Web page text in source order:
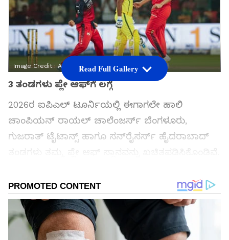
Image Credit : ANI
3 ತಂಡಗಳು ಪ್ಲೇ ಆಫ್‌ಗೆ ಲಗ್ಗೆ
2026ರ ಐಪಿಎಲ್ ಟೂರ್ನಿಯಲ್ಲಿ ಈಗಾಗಲೇ ಹಾಲಿ
ಚಾಂಪಿಯನ್ ರಾಯಲ್ ಚಾಲೆಂಜರ್ಸ್ ಬೆಂಗಳೂರು,
ಗುಜರಾತ್ ಟೈಟಾನ್ಸ್ ಹಾಗೂ ಸನ್‌ರೈಸರ್ಸ್ ಹೈದರಾಬಾದ್
ಕೋಲ್ಕತಾ ಹಾಗೂ ಚೆನ್ನೈ ತಂಡಗಳು ಪೈಪೋಟಿ ನಡೆಸುತ್ತಿವೆ.
ಸಮಗ್ರ ಸುದ್ದಿ ಮೂಲವನ್ನಾಗಿ asianet suvarna news ಅನ್ನು
ಆಯ್ಕೆ ಮಾಡಿಕೊಳ್ಳಿ
Read Full Gallery